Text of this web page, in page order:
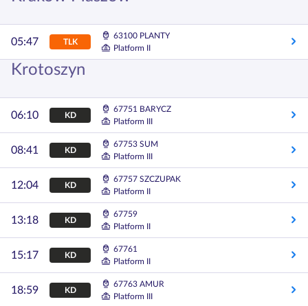
05:47 TLK
63100 PLANTY
Platform II
Krotoszyn
06:10 KD
67751 BARYCZ
Platform III
08:41 KD
67753 SUM
Platform III
12:04 KD
67757 SZCZUPAK
Platform II
13:18 KD
67759
Platform II
15:17 KD
67761
Platform II
18:59 KD
67763 AMUR
Platform III